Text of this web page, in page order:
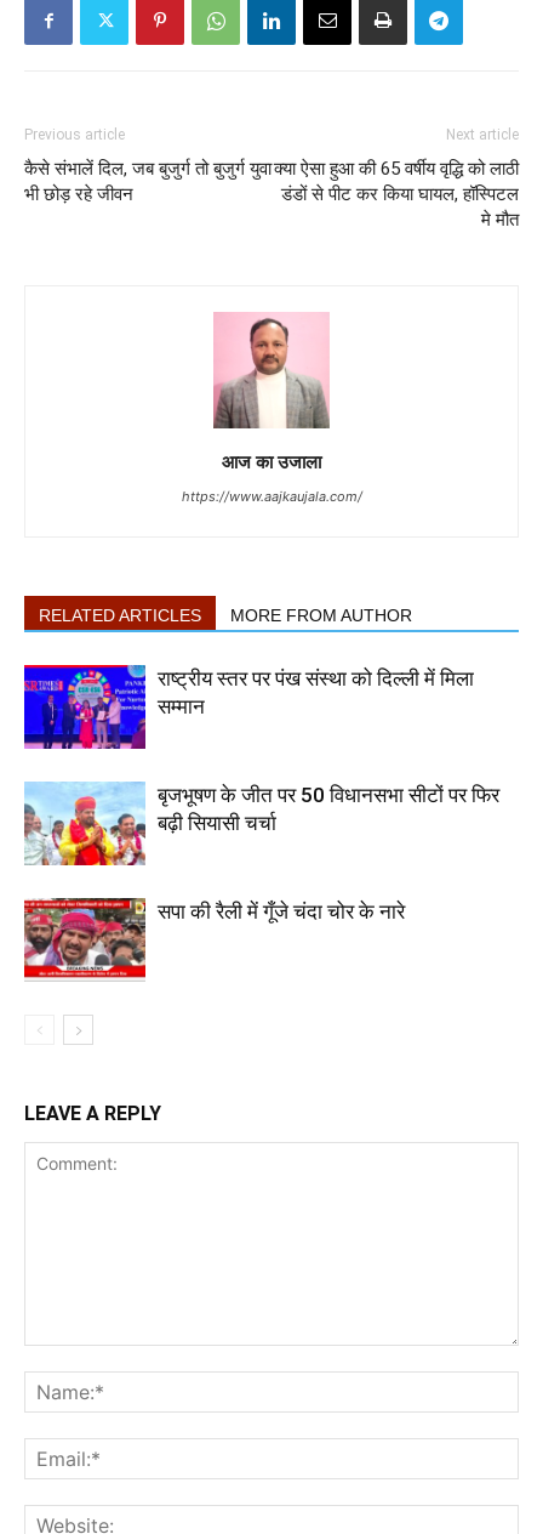
Previous article
कैसे संभालें दिल, जब बुजुर्ग तो बुजुर्ग युवा
भी छोड़ रहे जीवन
Next article
क्या ऐसा हुआ की 65 वर्षीय वृद्धि को लाठी
डंडों से पीट कर किया घायल, हॉस्पिटल
मे मौत
आज का उजाला
https://www.aajkaujala.com/
RELATED ARTICLES MORE FROM AUTHOR
राष्ट्रीय स्तर पर पंख संस्था को दिल्ली में मिला
सम्मान
बृजभूषण के जीत पर 50 विधानसभा सीटों पर फिर
बढ़ी सियासी चर्चा
सपा की रैली में गूँजे चंदा चोर के नारे
LEAVE A REPLY